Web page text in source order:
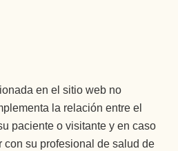
en el sitio web no
la relación entre el
paciente o visitante y en caso
con su profesional de salud de